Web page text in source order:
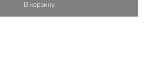
В корзину